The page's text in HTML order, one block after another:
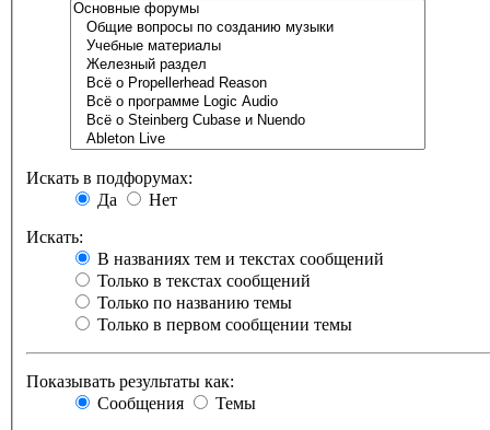
Искать в подфорумах:
Да
Нет
Искать:
В названиях тем и текстах сообщений
Только в текстах сообщений
Только по названию темы
Только в первом сообщении темы
Показывать результаты как:
Сообщения
Темы